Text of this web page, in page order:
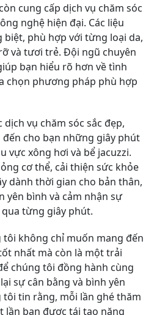
cung cấp dịch vụ chăm sóc
nghệ hiện đại. Các liệu
phù hợp với từng loại da,
và tươi trẻ. Đội ngũ chuyên
bạn hiểu rõ hơn về tình
chọn phương pháp phù hợp
vụ chăm sóc sắc đẹp,
đến cho bạn những giây phút
vực xông hơi và bể jacuzzi.
cơ thể, cải thiện sức khỏe
dành thời gian cho bản thân,
yên bình và cảm nhận sự
từng giây phút.
tôi không chỉ muốn mang đến
nhất mà còn là một trải
chúng tôi đồng hành cùng
sự cân bằng và bình yên
tin rằng, mỗi lần ghé thăm
lần bạn được tái tạo năng